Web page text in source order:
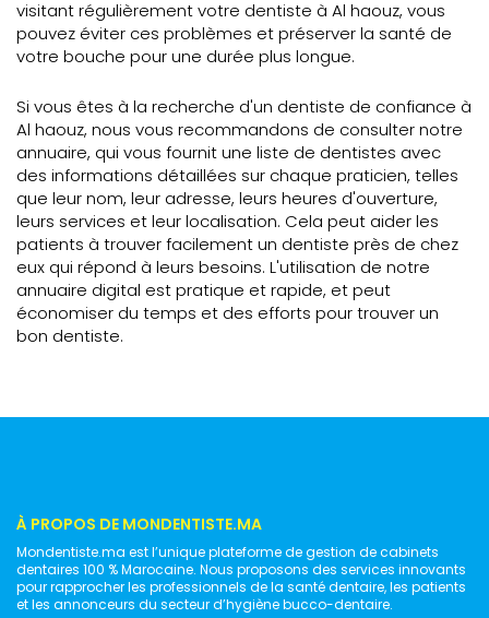
visitant régulièrement votre dentiste à Al haouz, vous
pouvez éviter ces problèmes et préserver la santé de
votre bouche pour une durée plus longue.
Si vous êtes à la recherche d'un dentiste de confiance à
Al haouz, nous vous recommandons de consulter notre
annuaire, qui vous fournit une liste de dentistes avec
des informations détaillées sur chaque praticien, telles
que leur nom, leur adresse, leurs heures d'ouverture,
leurs services et leur localisation. Cela peut aider les
patients à trouver facilement un dentiste près de chez
eux qui répond à leurs besoins. L'utilisation de notre
annuaire digital est pratique et rapide, et peut
économiser du temps et des efforts pour trouver un
bon dentiste.
À PROPOS DE MONDENTISTE.MA
Mondentiste.ma est l’unique plateforme de gestion de cabinets
dentaires 100 % Marocaine. Nous proposons des services innovants
pour rapprocher les professionnels de la santé dentaire, les patients
et les annonceurs du secteur d’hygiène bucco-dentaire.